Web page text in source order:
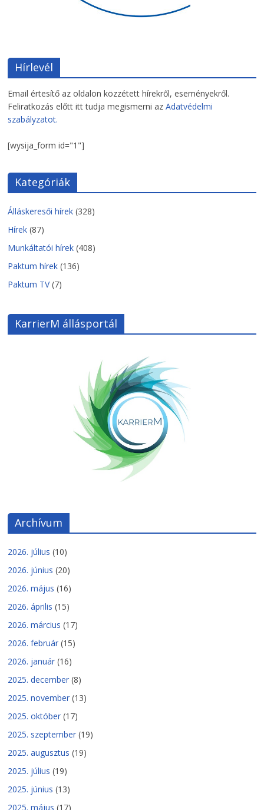
Hírlevél
Email értesítő az oldalon közzétett hírekről, eseményekről.
Feliratkozás előtt itt tudja megismerni azAdatvédelmi
szabályzatot.
[wysija_form id="1"]
Kategóriák
Álláskeresői hírek (328)
Hírek (87)
Munkáltatói hírek (408)
Paktum hírek (136)
Paktum TV(7)
KarrierM állásportál
Archívum
2026. július (10)
2026. június (20)
2026. május (16)
2026. április (15)
2026. március (17)
2026. február (15)
2026. január (16)
2025. december (8)
2025. november (13)
2025. október (17)
2025. szeptember (19)
2025. augusztus (19)
2025. július (19)
2025. június (13)
2025. május (17)